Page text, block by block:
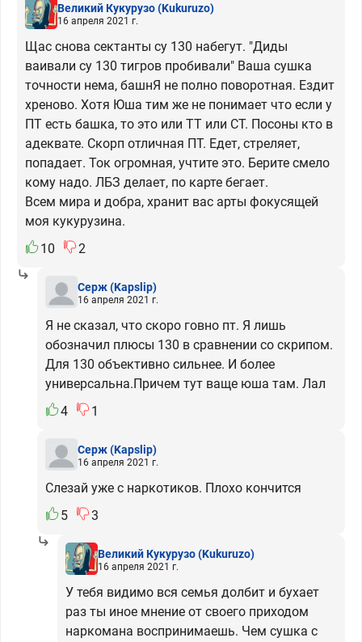
Великий Кукурузо(Kukuruzo)
16 апреля 2021 г.
Щас снова сектанты су 130 набегут. "Диды
ваивали су 130 тигров пробивали" Ваша сушка
точности нема, башнЯ не полно поворотная. Ездит
хреново. Хотя Юша тим же не понимает что если у
ПТ есть башка, то это или ТТ или СТ. Посоны кто в
адеквате. Скорп отличная ПТ. Едет, стреляет,
попадает. Ток огромная, учтите это. Берите смело
кому надо. ЛБЗ делает, по карте бегает.
Всем мира и добра, хранит вас арты фокусящей
моя кукурузина.
10
2
Серж(Kapslip)
16 апреля 2021 г.
Я не сказал, что скоро говно пт. Я лишь
обозначил плюсы 130 в сравнении со скрипом.
Для 130 объективно сильнее. И более
универсальна.Причем тут ваще юша там. Лал
4
1
Серж(Kapslip)
16 апреля 2021 г.
Слезай уже с наркотиков. Плохо кончится
5
3
Великий Кукурузо(Kukuruzo)
16 апреля 2021 г.
У тебя видимо вся семья долбит и бухает
раз ты иное мнение от своего приходом
наркомана воспринимаешь. Чем сушка с